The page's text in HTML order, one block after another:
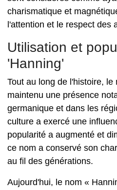
charismatique et
l'attention et le respect des
Utilisation et
'Hanning'
Tout au long de l'histoire, le
maintenu une présence
germanique et dans les
culture a exercé une
popularité a augmenté et
ce nom a conservé son
au fil des générations.
Aujourd'hui, le nom «